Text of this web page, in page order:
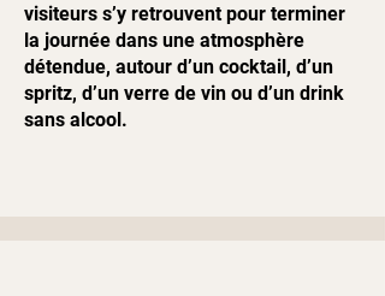
visiteurs s’y retrouvent pour terminer
la journée dans une atmosphère
détendue, autour d’un cocktail, d’un
spritz, d’un verre de vin ou d’un drink
sans alcool.